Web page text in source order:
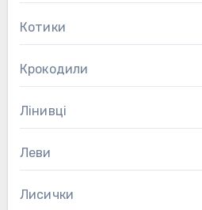
Котики
Крокодили
Лінивці
Леви
Лисички